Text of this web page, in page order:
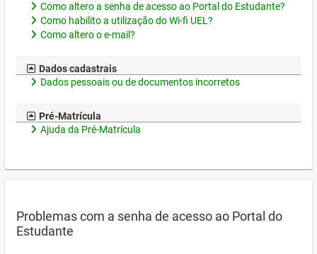
Como altero a senha de acesso ao Portal do Estudante?
Como habilito a utilização do Wi-fi UEL?
Como altero o e-mail?
Dados cadastrais
Dados pessoais ou de documentos incorretos
Pré-Matrícula
Ajuda da Pré-Matrícula
Problemas com a senha de acesso ao Portal do
Estudante